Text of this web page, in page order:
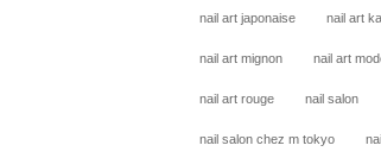
nail art japonaise nail art
nail art mignon nail art
nail art rouge nail salon
nail salon chez m tokyo